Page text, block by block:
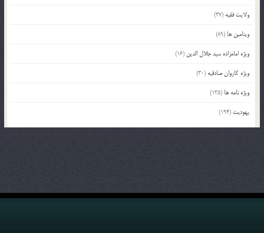
ولایت فقیه (37)
ویتامین ها (89)
ویژه امامزاده سید جلال الدین (16)
ویژه کاروان صادقیه (30)
ویژه نامه ها (135)
یهودیت (194)